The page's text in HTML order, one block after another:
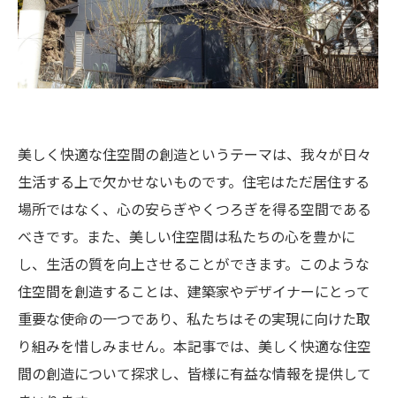
美しく快適な住空間の創造というテーマは、我々が日々
生活する上で欠かせないものです。住宅はただ居住する
場所ではなく、心の安らぎやくつろぎを得る空間である
べきです。また、美しい住空間は私たちの心を豊かに
し、生活の質を向上させることができます。このような
住空間を創造することは、建築家やデザイナーにとって
重要な使命の一つであり、私たちはその実現に向けた取
り組みを惜しみません。本記事では、美しく快適な住空
間の創造について探求し、皆様に有益な情報を提供して